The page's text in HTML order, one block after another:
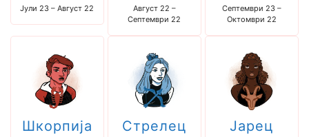
Јули 23 – Август 22
Август 22 –
Септември 22
Септември 23 –
Октомври 22
Шкорпија Стрелец Јарец